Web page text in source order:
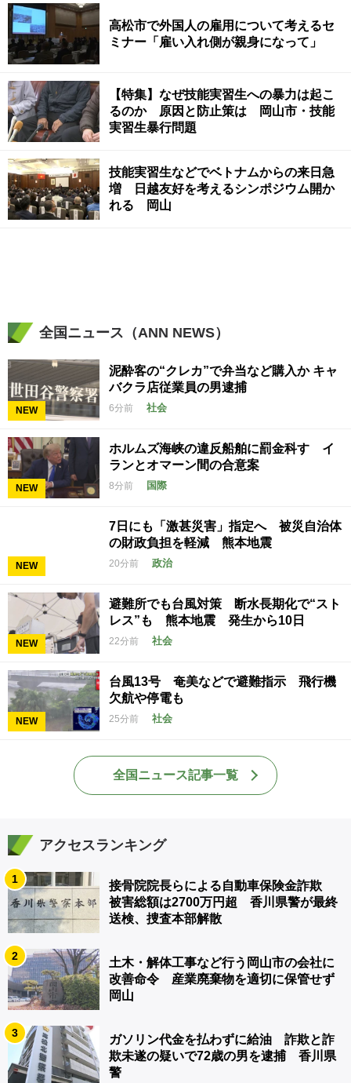
高松市で外国人の雇用について考えるセ
ミナー「雇い入れ側が親身になって」
【特集】なぜ技能実習生への暴力は起こ
るのか 原因と防止策は 岡山市・技能
実習生暴行問題
技能実習生などでベトナムからの来日急
増 日越友好を考えるシンポジウム開か
れる 岡山
全国ニュース（ANN NEWS）
NEW
泥酔客の“クレカ”で弁当など購入か キャ
バクラ店従業員の男逮捕
6分前 社会
NEW
ホルムズ海峡の違反船舶に罰金科す イ
ランとオマーン間の合意案
8分前 国際
NEW
7日にも「激甚災害」指定へ 被災自治体
の財政負担を軽減 熊本地震
20分前 政治
NEW
避難所でも台風対策 断水長期化で“スト
レス”も 熊本地震 発生から10日
22分前 社会
NEW
台風13号 奄美などで避難指示 飛行機
欠航や停電も
25分前 社会
全国ニュース記事一覧
アクセスランキング
1
接骨院院長らによる自動車保険金詐欺
被害総額は2700万円超 香川県警が最終
送検、捜査本部解散
2
土木・解体工事など行う岡山市の会社に
改善命令 産業廃棄物を適切に保管せず
岡山
3
ガソリン代金を払わずに給油 詐欺と詐
欺未遂の疑いで72歳の男を逮捕 香川県
警